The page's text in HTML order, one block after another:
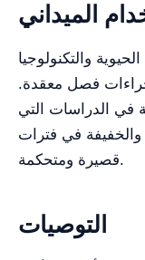
الميداني
والتكنولوجيا
فصل معقدة.
في الدراسات التي
في فترات
قصيرة ومتحكمة.
التوصيات